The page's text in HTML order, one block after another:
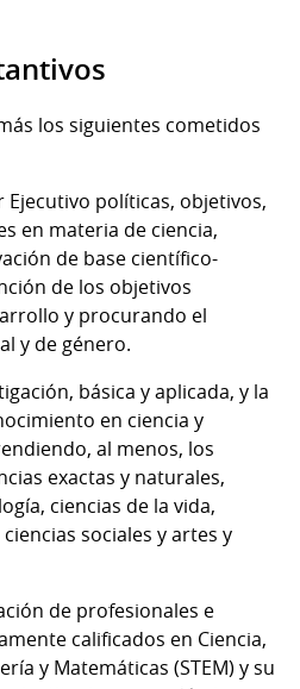
los siguientes cometidos
Ejecutivo políticas, objetivos,
en materia de ciencia,
de base científico-
de los objetivos
y procurando el
y de género.
básica y aplicada, y la
en ciencia y
al menos, los
exactas y naturales,
ciencias de la vida,
sociales y artes y
de profesionales e
calificados en Ciencia,
y Matemáticas (STEM) y su